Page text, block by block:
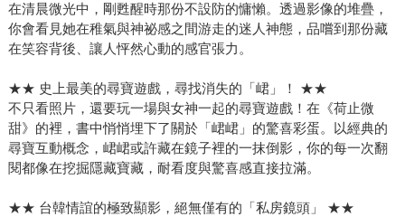
在清晨微光中，剛甦醒時那份不設防的慵懶。透過影像的堆疊，
你會看見她在稚氣與神祕感之間游走的迷人神態，品嚐到那份藏
在笑容背後、讓人怦然心動的感官張力。
★★ 史上最美的尋寶遊戲，尋找消失的「峮」！ ★★
不只看照片，還要玩一場與女神一起的尋寶遊戲！在《荷止微
甜》的裡，書中悄悄埋下了關於「峮峮」的驚喜彩蛋。以經典的
尋寶互動概念，峮峮或許藏在鏡子裡的一抹倒影，你的每一次翻
閱都像在挖掘隱藏寶藏，耐看度與驚喜感直接拉滿。
★★ 台韓情誼的極致顯影，絕無僅有的「私房鏡頭」 ★★